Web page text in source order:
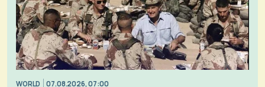
WORLD 07.08.2026, 07:00